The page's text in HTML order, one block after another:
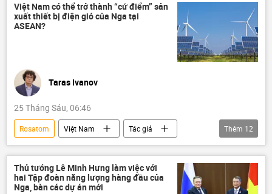
Việt Nam có thể trở thành “cứ điểm” sản
xuất thiết bị điện gió của Nga tại
ASEAN?
Taras Ivanov
25 Tháng Sáu, 06:46
Rosatom Việt Nam
Tác giả
Quan điểm-Ý kiến
năng lượng
năng lượng gió
Đông Nam Á
ASEAN
Nga
hợp tác
Thêm 12
Thủ tướng Lê Minh Hưng làm việc với
hai Tập đoàn năng lượng hàng đầu của
Nga, bàn các dự án mới